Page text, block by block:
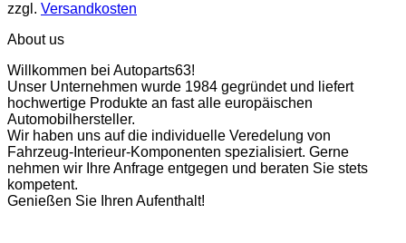
zzgl. Versandkosten
About us
Willkommen bei Autoparts63!
Unser Unternehmen wurde 1984 gegründet und liefert
hochwertige Produkte an fast alle europäischen
Automobilhersteller.
Wir haben uns auf die individuelle Veredelung von
Fahrzeug-Interieur-Komponenten spezialisiert. Gerne
nehmen wir Ihre Anfrage entgegen und beraten Sie stets
kompetent.
Genießen Sie Ihren Aufenthalt!